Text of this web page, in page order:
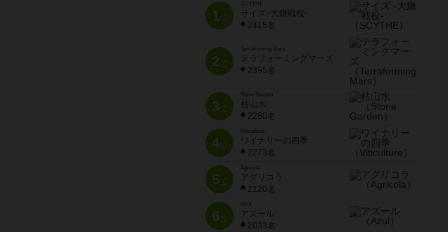
1位
SCYTHE
サイズ -大鎌戦役-
2415名
2位
Terraforming Mars
テラフォーミングマーズ
2395名
3位
Stone Garden
枯山水
2280名
4位
Viticulture
ワイナリーの四季
2273名
5位
Agricola
アグリコラ
2120名
6位
Azul
アズール
2033名